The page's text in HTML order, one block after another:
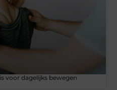
voor dagelijks bewegen